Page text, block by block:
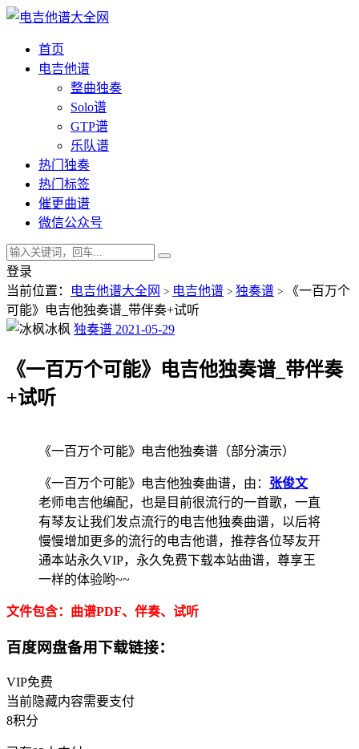
首页
电吉他谱
整曲独奏
Solo谱
GTP谱
乐队谱
热门独奏
热门标签
催更曲谱
微信公众号
登录
当前位置：
电吉他谱大全网 > 电吉他谱 > 独奏谱 > 《一百万个
可能》电吉他独奏谱_带伴奏+试听
冰枫 独奏谱 2021-05-29
《一百万个可能》电吉他独奏谱_带伴奏
+试听
《一百万个可能》电吉他独奏谱（部分演示）
《一百万个可能》电吉他独奏曲谱，由： 张俊文
老师电吉他编配，也是目前很流行的一首歌，一直
有琴友让我们发点流行的电吉他独奏曲谱，以后将
慢慢增加更多的流行的电吉他谱，推荐各位琴友开
通本站永久VIP，永久免费下载本站曲谱，尊享王
一样的体验哟~~
文件包含：曲谱PDF、伴奏、试听
百度网盘备用下载链接：
VIP免费
当前隐藏内容需要支付
8积分